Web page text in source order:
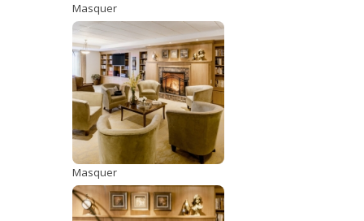
Masquer
Masquer